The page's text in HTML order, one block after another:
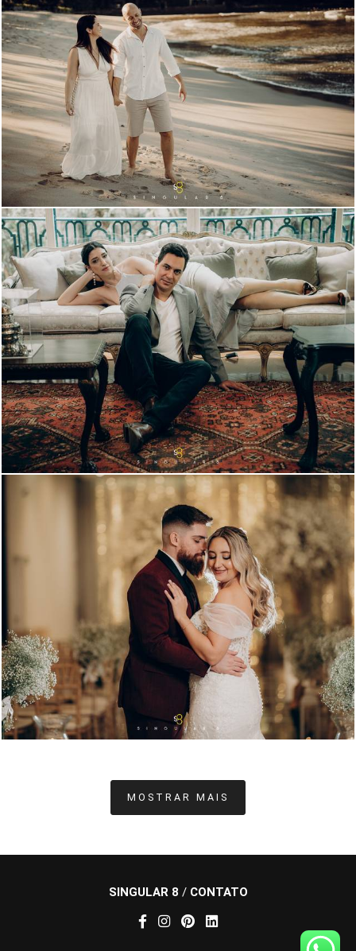
541 401
2730 231
633 169
MOSTRAR MAIS
SINGULAR 8 / CONTATO